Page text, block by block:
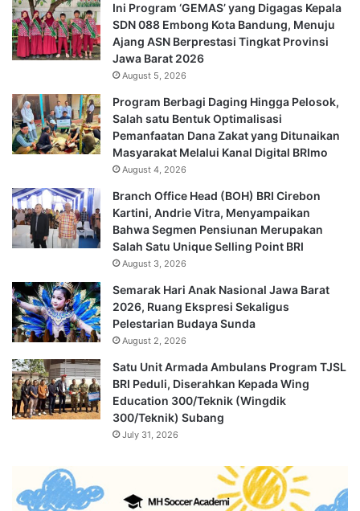
Ini Program ‘GEMAS’ yang Digagas Kepala
SDN 088 Embong Kota Bandung, Menuju
Ajang ASN Berprestasi Tingkat Provinsi
Jawa Barat 2026
August 5, 2026
Program Berbagi Daging Hingga Pelosok,
Salah satu Bentuk Optimalisasi
Pemanfaatan Dana Zakat yang Ditunaikan
Masyarakat Melalui Kanal Digital BRImo
August 4, 2026
Branch Office Head (BOH) BRI Cirebon
Kartini, Andrie Vitra, Menyampaikan
Bahwa Segmen Pensiunan Merupakan
Salah Satu Unique Selling Point BRI
August 3, 2026
Semarak Hari Anak Nasional Jawa Barat
2026, Ruang Ekspresi Sekaligus
Pelestarian Budaya Sunda
August 2, 2026
Satu Unit Armada Ambulans Program TJSL
BRI Peduli, Diserahkan Kepada Wing
Education 300/Teknik (Wingdik
300/Teknik) Subang
July 31, 2026